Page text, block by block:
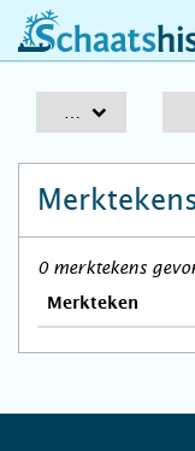
0 merktekens
Merkteken